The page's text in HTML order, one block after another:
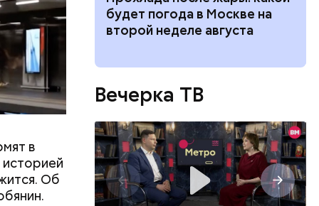
в
Об
Дню
будет погода в Москве на
второй неделе августа
Вечерка ТВ